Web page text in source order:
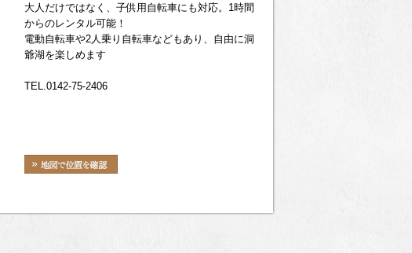
大人だけではなく、子供用自転車にも対応。1時間
からのレンタル可能！
電動自転車や2人乗り自転車などもあり、自由に洞
爺湖を楽しめます
TEL.0142-75-2406